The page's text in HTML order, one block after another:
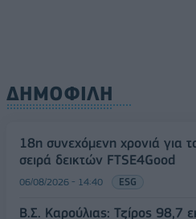
ΔΗΜΟΦΙΛΗ
18η συνεχόμενη χρονιά για
σειρά δεικτών FTSE4Good
06/08/2026 - 14:40 ESG
Β.Σ. Καρούλιας: Τζίρος 98,7